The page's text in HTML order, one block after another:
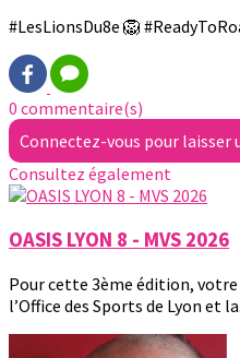
#LesLionsDu8e 🦁
0 commentaire(s)
Connectez-vous pour laisser
Consultez également
OASIS LYON 8 - MVS 2026
Pour cette 3ème édition, votre
l’Office des Sports de Lyon et